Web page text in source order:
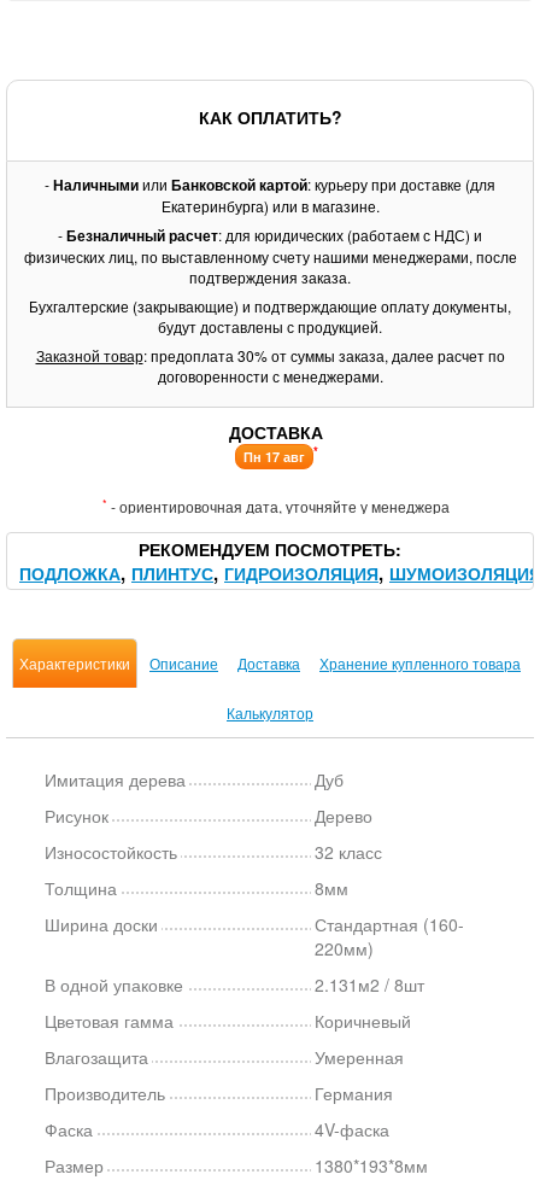
КАК ОПЛАТИТЬ?
-Наличнымиили Банковской картой: курьеру при доставке (для
Екатеринбурга) или в магазине.
-Безналичный расчет: для юридических (работаем с НДС) и
физических лиц, по выставленному счету нашими менеджерами, после
подтверждения заказа.
Бухгалтерские (закрывающие) и подтверждающие оплату документы,
будут доставлены с продукцией.
Заказной товар: предоплата 30% от суммы заказа, далее расчет по
договоренности с менеджерами.
ДОСТАВКА
Пн 17 авг *
* - ориентировочная дата, уточняйте у менеджера
РЕКОМЕНДУЕМ ПОСМОТРЕТЬ
ПОДЛОЖКА ПЛИНТУС ГИДРОИЗОЛЯЦИЯ ШУМОИЗОЛЯЦИЯ
Характеристики Описание Доставка Хранение купленного товара
Калькулятор
Имитация дерева
Дуб
Рисунок
Дерево
Износостойкость
32 класс
Толщина
8мм
Ширина доски
Стандартная (160-
220мм)
В одной упаковке
2.131м2 / 8шт
Цветовая гамма
Коричневый
Влагозащита
Умеренная
Производитель
Германия
Фаска
4V-фаска
Размер
1380*193*8мм